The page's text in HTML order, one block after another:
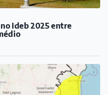
Ideb 2025 entre